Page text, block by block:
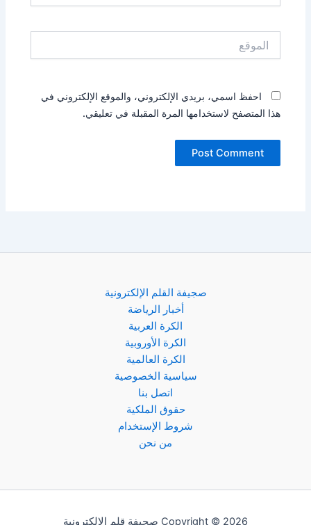
احفظ اسمي، بريدي الإلكتروني، والموقع الإلكتروني في
هذا المتصفح لاستخدامها المرة المقبلة في تعليقي.
صجيفة القلم الإلكترونية
أخبار الرياضة
الكرة العربية
الكرة الأوروبية
الكرة العالمية
سياسية الخصوصية
اتصل بنا
حقوق الملكية
شروط الإستخدام
من نحن
Copyright © 2026 صحيفة قلم الإلكترونية